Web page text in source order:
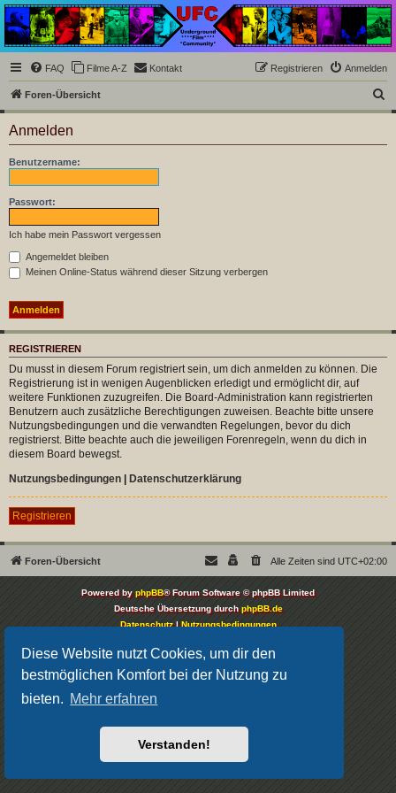
Diese Website nutzt Cookies, um dir den
bestmöglichen Komfort bei der Nutzung zu
bieten. Mehr erfahren
Verstanden!
Underground Film
Community
Die Underground Film Community ist ein deutschsprachiges Filmforum und ein Paradies
für Cineasten und Filmsüchtige jenseits des Mainstreams.
FAQ Filme A-Z Kontakt Anmelden
Registrieren
Foren-Übersicht
u
Anmelden
Benutzername:
Passwort:
Ich habe mein Passwort vergessen
Angemeldet bleiben
Meinen Online-Status während dieser Sitzung verbergen
REGISTRIEREN
Du musst in diesem Forum registriert sein, um dich anmelden zu können. Die
Registrierung ist in wenigen Augenblicken erledigt und ermöglicht dir, auf
weitere Funktionen zuzugreifen. Die Board-Administration kann registrierten
Benutzern auch zusätzliche Berechtigungen zuweisen. Beachte bitte unsere
Nutzungsbedingungen und die verwandten Regelungen, bevor du dich
registrierst. Bitte beachte auch die jeweiligen Forenregeln, wenn du dich in
diesem Board bewegst.
Nutzungsbedingungen
Datenschutzerklärung
Registrieren
Foren-Übersicht Alle Zeiten sind UTC+02:00
Powered byphpBB® Forum Software © phpBB Limited
Deutsche Übersetzung durchphpBB.de
Datenschutz|Nutzungsbedingungen